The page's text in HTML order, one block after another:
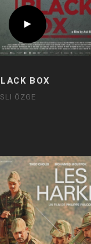
BOX
ÖZGE